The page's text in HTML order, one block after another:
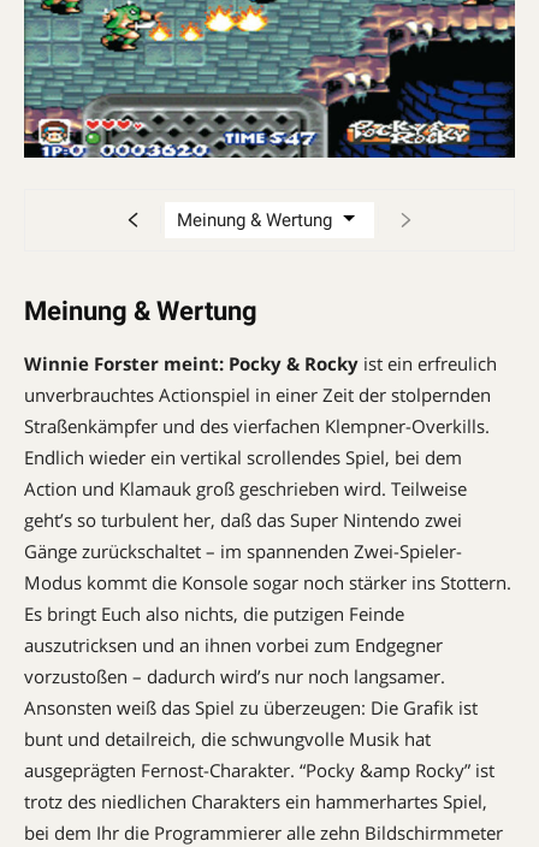
Meinung & Wertung
Winnie Forster meint: Pocky & Rocky ist ein erfreulich
unverbrauchtes Actionspiel in einer Zeit der stolpernden
Straßenkämpfer und des vierfachen Klempner-Overkills.
Endlich wieder ein vertikal scrollendes Spiel, bei dem
Action und Klamauk groß geschrieben wird. Teilweise
geht’s so turbulent her, daß das Super Nintendo zwei
Gänge zurückschaltet – im spannenden Zwei-Spieler-
Modus kommt die Konsole sogar noch stärker ins Stottern.
Es bringt Euch also nichts, die putzigen Feinde
auszutricksen und an ihnen vorbei zum Endgegner
vorzustoßen – dadurch wird’s nur noch langsamer.
Ansonsten weiß das Spiel zu überzeugen: Die Grafik ist
bunt und detailreich, die schwungvolle Musik hat
ausgeprägten Fernost-Charakter. “Pocky &amp Rocky” ist
trotz des niedlichen Charakters ein hammerhartes Spiel,
bei dem Ihr die Programmierer alle zehn Bildschirmmeter